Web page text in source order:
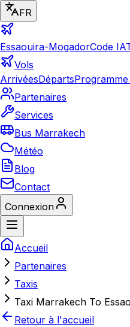
FR
Essaouira-MogadorCode
Vols
ArrivéesDéparts
Partenaires
Services
Bus Marrakech
Météo
Blog
Contact
Connexion
Accueil
Partenaires
Taxis
Taxi Marrakech To
Retour à l'accueil